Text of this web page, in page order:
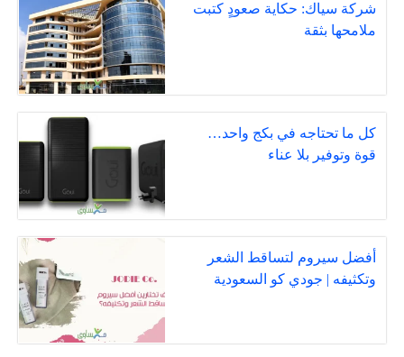
شركة سياك: حكاية صعودٍ كتبت
ملامحها بثقة
كل ما تحتاجه في بكج واحد…
قوة وتوفير بلا عناء
أفضل سيروم لتساقط الشعر
وتكثيفه | جودي كو السعودية